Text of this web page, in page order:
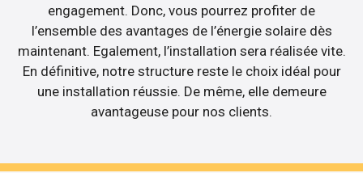
engagement. Donc, vous pourrez profiter de
l’ensemble des avantages de l’énergie solaire dès
maintenant. Egalement, l’installation sera réalisée vite.
En définitive, notre structure reste le choix idéal pour
une installation réussie. De même, elle demeure
avantageuse pour nos clients.